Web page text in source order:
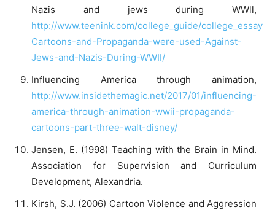
Nazis and jews during WWll,
http://www.teenink.com/college_guide/
Cartoons-and-Propaganda-were-used-Against-
Jews-and-Nazis-During-WWII/
Influencing America through animation,
http://www.insidethemagic.net/2017/01/influencing-
america-through-animation-wwii-propaganda-
cartoons-part-three-walt-disney/
Jensen, E. (1998) Teaching with the Brain in Mind.
Association for Supervision and Curriculum
Development, Alexandria.
Kirsh, S.J. (2006) Cartoon Violence and Aggression